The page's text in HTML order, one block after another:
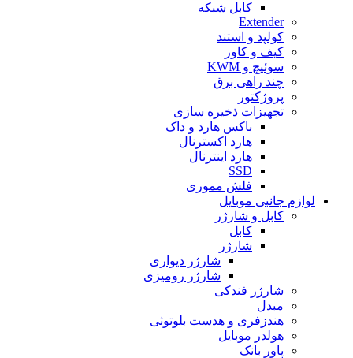
کابل شبکه
Extender
کولپد و استند
کیف و کاور
سوئیچ و KWM
چند راهی برق
پروژکتور
تجهیزات ذخیره سازی
باکس هارد و داک
هارد اکسترنال
هارد اینترنال
SSD
فلش مموری
لوازم جانبی موبایل
کابل و شارژر
کابل
شارژر
شارژر دیواری
شارژر رومیزی
شارژر فندکی
مبدل
هندزفری و هدست بلوتوثی
هولدر موبایل
پاور بانک